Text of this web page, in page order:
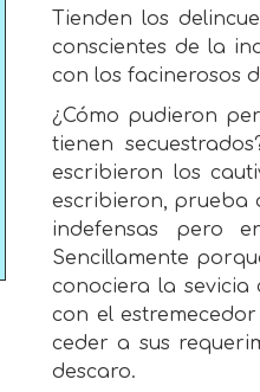
Tienden los
conscientes de la
con los facinerosos
¿Cómo pudieron
tienen
escribieron los
escribieron, prueba
indefensas pero
Sencillamente
conociera la sevicia
con el
ceder a sus
descaro.